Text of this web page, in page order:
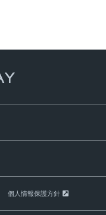
個人情報保護方針